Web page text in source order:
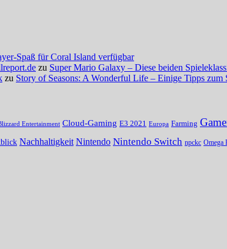
Spaß für Coral Island verfügbar
zu Super Mario Galaxy – Diese beiden
zu Story of Seasons: A Wonderful Life – Einige Tipps zum
Entertainment Cloud-Gaming E3 2021 Europa Farming
Nachhaltigkeit Nintendo Nintendo Switch npckc Omega